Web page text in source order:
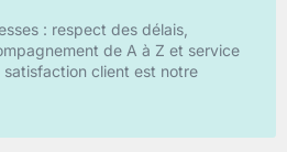
: respect des délais,
de A à Z et service
client est notre